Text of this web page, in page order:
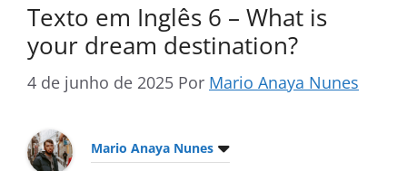
Texto em Inglês 6 – What is
your dream destination?
4 de junho de 2025 Por Mario Anaya Nunes
Mario Anaya Nunes